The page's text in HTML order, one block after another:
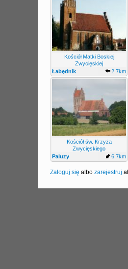
Kościół Matki Boskiej
Zwycięskiej
Łabędnik
2.7km
Kościół św. Krzyża
Zwycięskiego
Paluzy
6.7km
Zaloguj się albo zarejestruj